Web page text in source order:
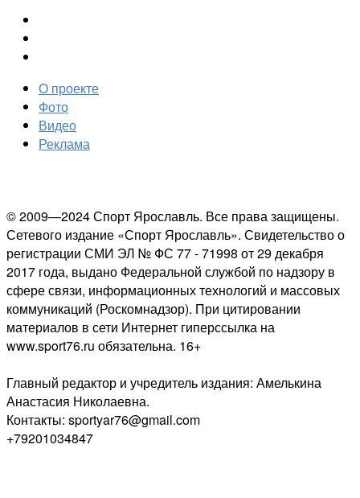
О проекте
Фото
Видео
Реклама
© 2009—2024 Спорт Ярославль. Все права защищены.
Сетевого издание «Спорт Ярославль». Свидетельство о
регистрации СМИ ЭЛ № ФС 77 - 71998 от 29 декабря
2017 года, выдано Федеральной службой по надзору в
сфере связи, информационных технологий и массовых
коммуникаций (Роскомнадзор). При цитировании
материалов в сети Интернет гиперссылка на
www.sport76.ru обязательна. 16+
Главный редактор и учредитель издания: Амелькина
Анастасия Николаевна.
Контакты: sportyar76@gmail.com
+79201034847